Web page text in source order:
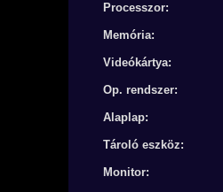
Processzor:
Memória:
Videókártya:
Op. rendszer:
Alaplap:
Tároló eszköz:
Monitor: